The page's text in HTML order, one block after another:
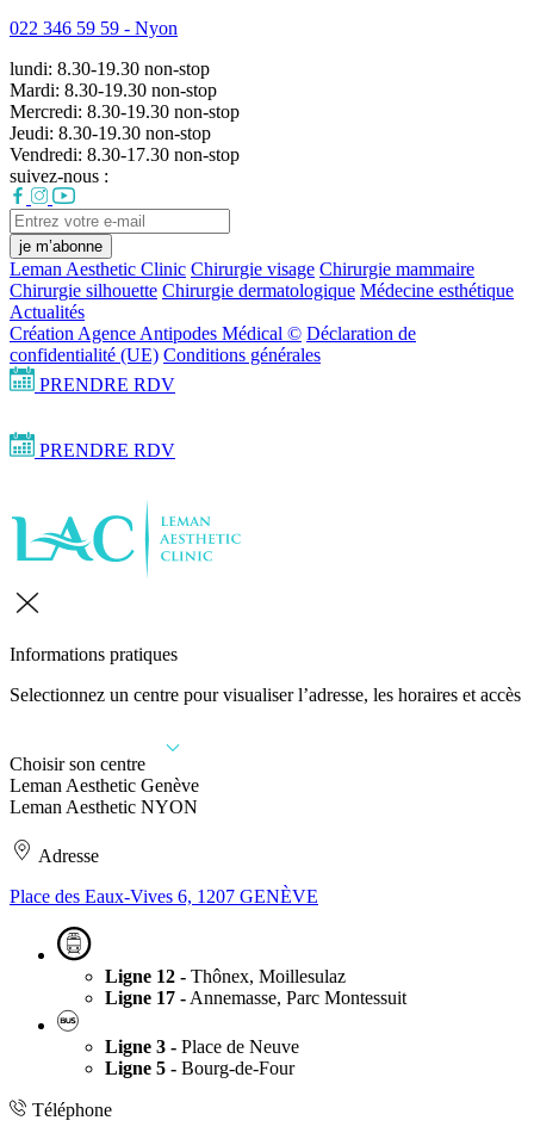
022 346 59 59 - Nyon
lundi: 8.30-19.30 non-stop
Mardi: 8.30-19.30 non-stop
Mercredi: 8.30-19.30 non-stop
Jeudi: 8.30-19.30 non-stop
Vendredi: 8.30-17.30 non-stop
suivez-nous :
je m’abonne
Leman Aesthetic Clinic Chirurgie visage Chirurgie mammaire
Chirurgie silhouette Chirurgie dermatologique Médecine esthétique
Actualités
Création Agence Antipodes Médical © Déclaration de
confidentialité (UE) Conditions générales
PRENDRE RDV
PRENDRE RDV
Informations pratiques
Selectionnez un centre pour visualiser l’adresse, les horaires et accès
Choisir son centre
Leman Aesthetic Genève
Leman Aesthetic NYON
Adresse
Place des Eaux-Vives 6, 1207 GENÈVE
Ligne 12 - Thônex, Moillesulaz
Ligne 17 - Annemasse, Parc Montessuit
Ligne 3 - Place de Neuve
Ligne 5 - Bourg-de-Four
Téléphone